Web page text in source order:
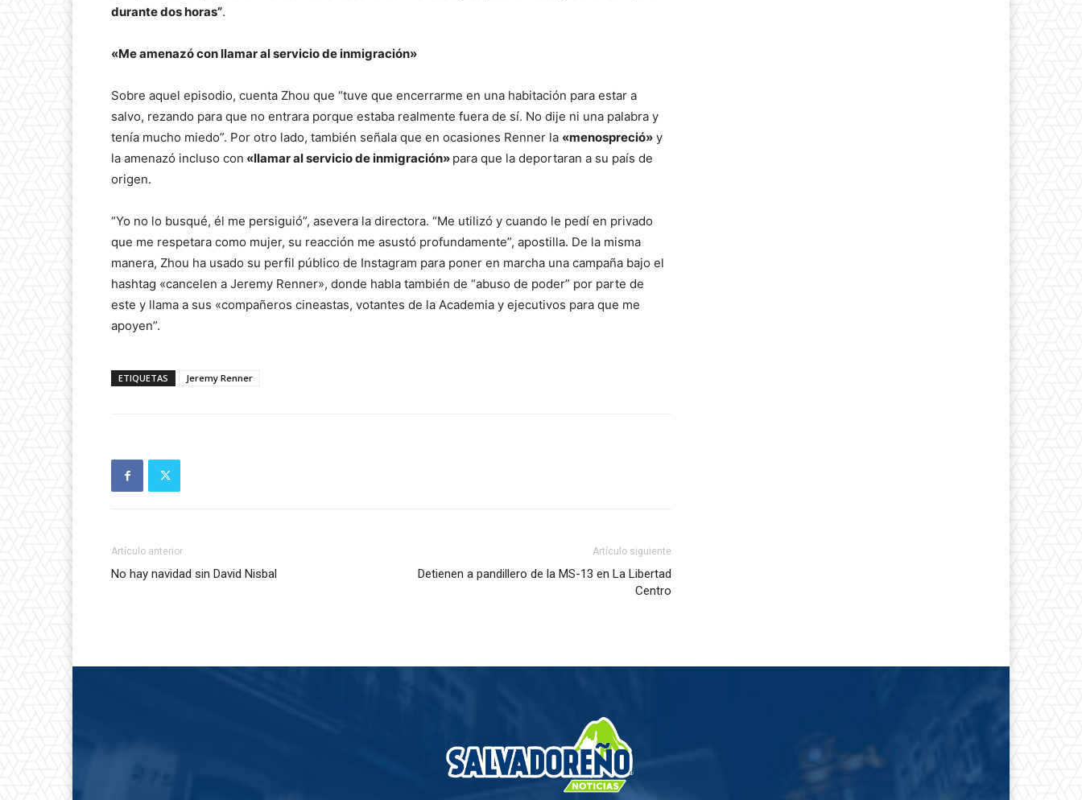
durante dos horas”.
«Me amenazó con llamar al servicio de inmigración»
Sobre aquel episodio, cuenta Zhou que “tuve que encerrarme en una habitación para estar a
salvo, rezando para que no entrara porque estaba realmente fuera de sí. No dije ni una palabra y
tenía mucho miedo”. Por otro lado, también señala que en ocasiones Renner la «menospreció» y
la amenazó incluso con «llamar al servicio de inmigración» para que la deportaran a su país de
origen.
“Yo no lo busqué, él me persiguió”, asevera la directora. “Me utilizó y cuando le pedí en privado
que me respetara como mujer, su reacción me asustó profundamente”, apostilla. De la misma
manera, Zhou ha usado su perfil público de Instagram para poner en marcha una campaña bajo el
hashtag «cancelen a Jeremy Renner», donde habla también de “abuso de poder” por parte de
este y llama a sus «compañeros cineastas, votantes de la Academia y ejecutivos para que me
apoyen”.
ETIQUETAS Jeremy Renner
Artículo anterior
No hay navidad sin David Nisbal
Artículo siguiente
Detienen a pandillero de la MS-13 en La Libertad
Centro